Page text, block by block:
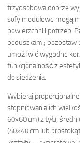
trzyosobowa dobrze
sofy modułowe mogą
powierzchni i potrzeb.
poduszkami; pozostaw
umożliwić wygodne
funkcjonalność z
do siedzenia.
Wybieraj proporcjonalne
stopniowania ich
60×60 cm) z tyłu,
(40×40 cm lub